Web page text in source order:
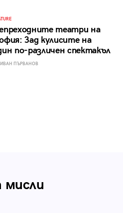
театри на
Зад кулисите на
по-различен спектакъл
ПЪРВАНОВ
мисли